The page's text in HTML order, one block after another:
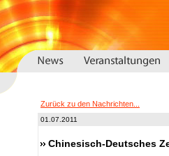
Zurück zu den Nachrichten...
01.07.2011
Chinesisch-Deutsches